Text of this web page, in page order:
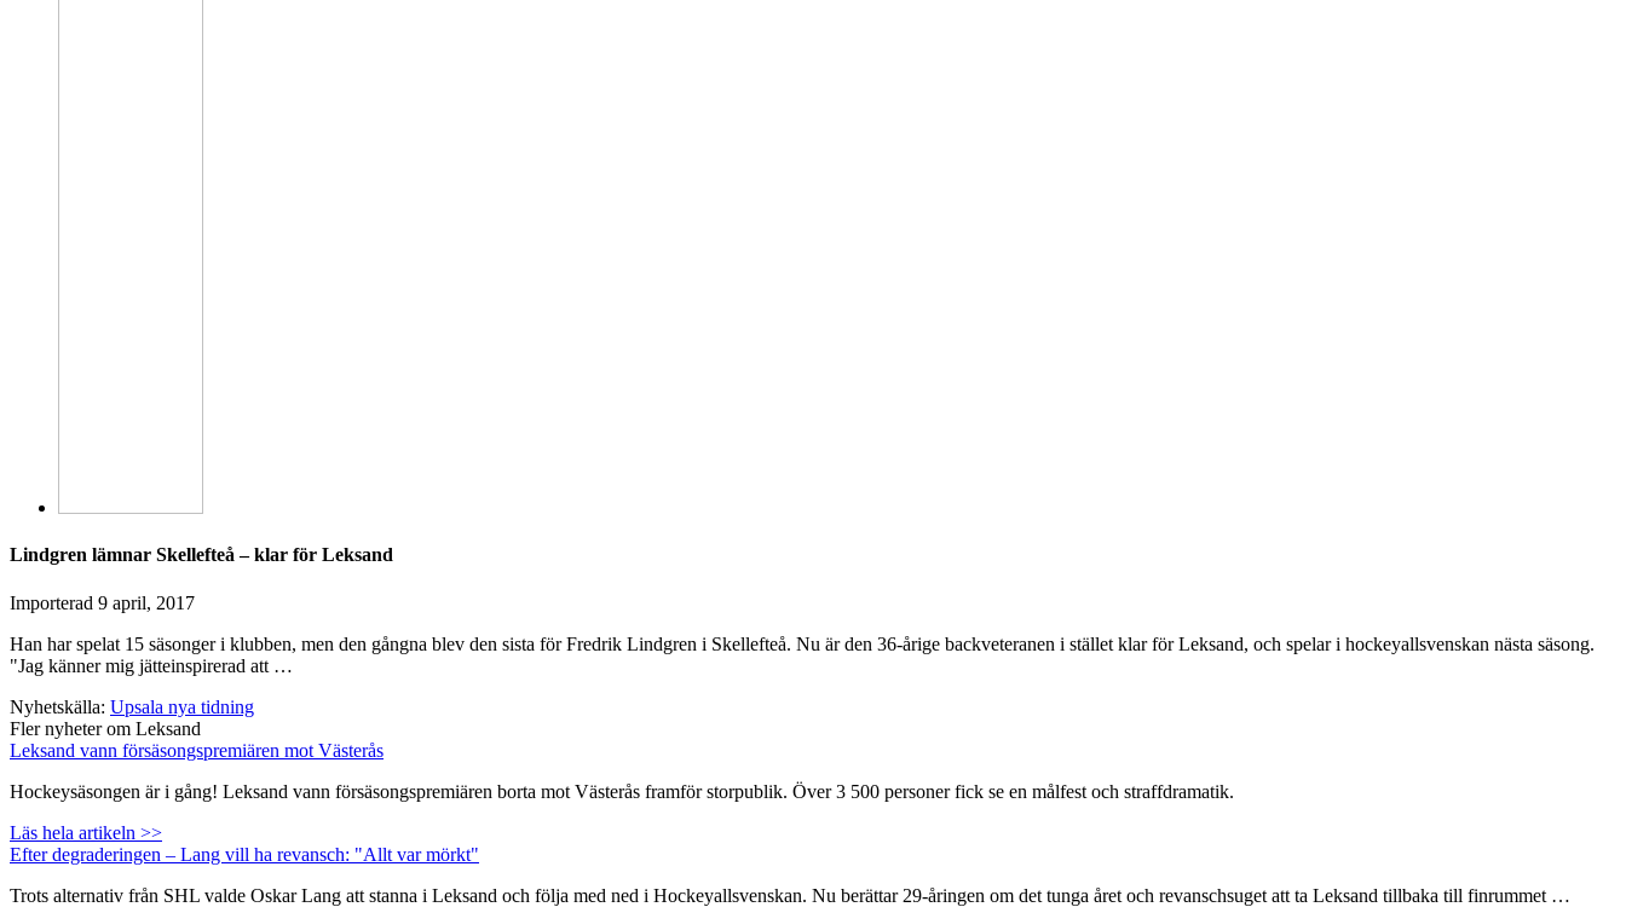
Lindgren lämnar Skellefteå – klar för Leksand
Importerad 9 april, 2017
Han har spelat 15 säsonger i klubben, men den gångna blev den sista för Fredrik Lindgren i Skellefteå. Nu är den 36-årige backveteranen i stället klar för Leksand, och spelar i hockeyallsvenskan nästa säsong.
"Jag känner mig jätteinspirerad att …
Nyhetskälla: Upsala nya tidning
Fler nyheter om Leksand
Leksand vann försäsongspremiären mot Västerås
Hockeysäsongen är i gång! Leksand vann försäsongspremiären borta mot Västerås framför storpublik. Över 3 500 personer fick se en målfest och straffdramatik.
Läs hela artikeln >>
Efter degraderingen – Lang vill ha revansch: "Allt var mörkt"
Trots alternativ från SHL valde Oskar Lang att stanna i Leksand och följa med ned i Hockeyallsvenskan. Nu berättar 29-åringen om det tunga året och revanschsuget att ta Leksand tillbaka till finrummet …